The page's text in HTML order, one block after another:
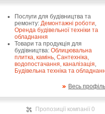
Послуги для будівництва та
ремонту: Демонтажні роботи,
Оренда будівельної техніки та
обладнання
Товари та продукція для
будівництва: Облицювальна
плитка, камінь, Сантехніка,
водопостачання, каналізація,
Будівельна техніка та
Весь профіль
Пропозиції компанії 0